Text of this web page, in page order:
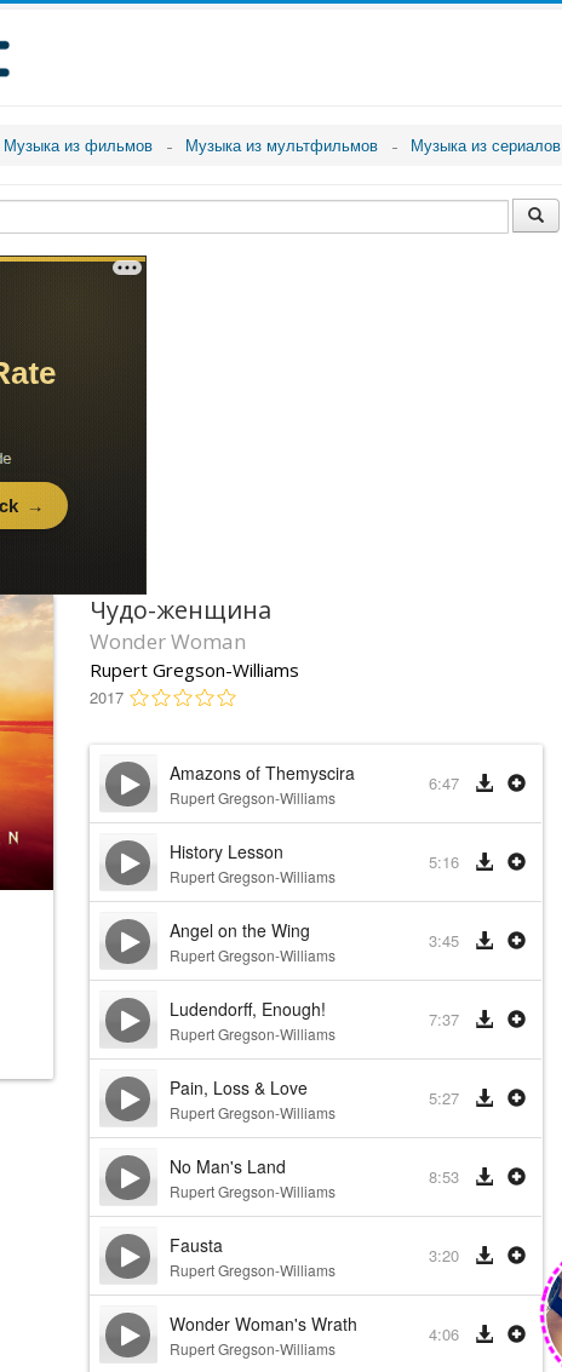
Музыка из фильмов Музыка из мультфильмов Музыка из сериалов
Чудо-женщина
Wonder Woman
Rupert Gregson-Williams
2017
Amazons of Themyscira
Rupert Gregson-Williams
6:47
History Lesson
Rupert Gregson-Williams
5:16
Angel on the Wing
Rupert Gregson-Williams
3:45
Ludendorff, Enough!
Rupert Gregson-Williams
7:37
Pain, Loss & Love
Rupert Gregson-Williams
5:27
No Man's Land
Rupert Gregson-Williams
8:53
Fausta
Rupert Gregson-Williams
3:20
Wonder Woman's Wrath
Rupert Gregson-Williams
4:06